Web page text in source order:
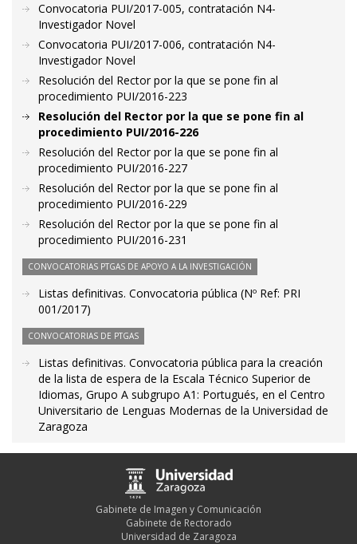
Convocatoria PUI/2017-005, contratación N4-
Investigador Novel
Convocatoria PUI/2017-006, contratación N4-
Investigador Novel
Resolución del Rector por la que se pone fin al
procedimiento PUI/2016-223
Resolución del Rector por la que se pone fin al
procedimiento PUI/2016-226
Resolución del Rector por la que se pone fin al
procedimiento PUI/2016-227
Resolución del Rector por la que se pone fin al
procedimiento PUI/2016-229
Resolución del Rector por la que se pone fin al
procedimiento PUI/2016-231
CONVOCATORIAS PTGAS DE APOYO A LA INVESTIGACIÓN
Listas definitivas. Convocatoria pública (Nº Ref: PRI
001/2017)
CONVOCATORIAS DE PTGAS
Listas definitivas. Convocatoria pública para la creación
de la lista de espera de la Escala Técnico Superior de
Idiomas, Grupo A subgrupo A1: Portugués, en el Centro
Universitario de Lenguas Modernas de la Universidad de
Zaragoza
Gabinete de Imagen y Comunicación
Gabinete de Rectorado
Universidad de Zaragoza